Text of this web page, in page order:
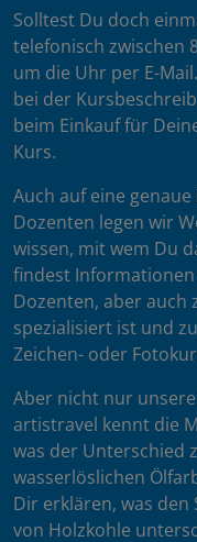
Solltest Du doch
telefonisch zwischen
um die Uhr per E-
bei der
beim Einkauf für
Kurs.
Auch auf eine
Dozenten legen wir
wissen, mit wem Du
findest
Dozenten, aber auch
spezialisiert ist und
Zeichen- oder
Aber nicht nur
artistravel kennt die
was der Unterschied
wasserlöslichen
Dir erklären, was
von Holzkohle